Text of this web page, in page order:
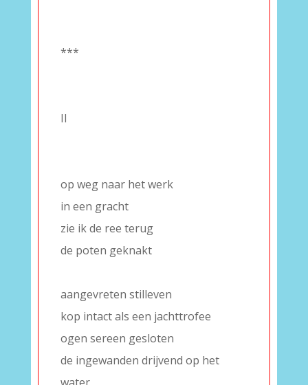
***
II
op weg naar het werk
in een gracht
zie ik de ree terug
de poten geknakt
aangevreten stilleven
kop intact als een jachttrofee
ogen sereen gesloten
de ingewanden drijvend op het